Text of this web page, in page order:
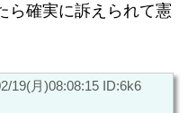
ら確実に訴えられて憲
19(月)08:08:15 ID:6k6